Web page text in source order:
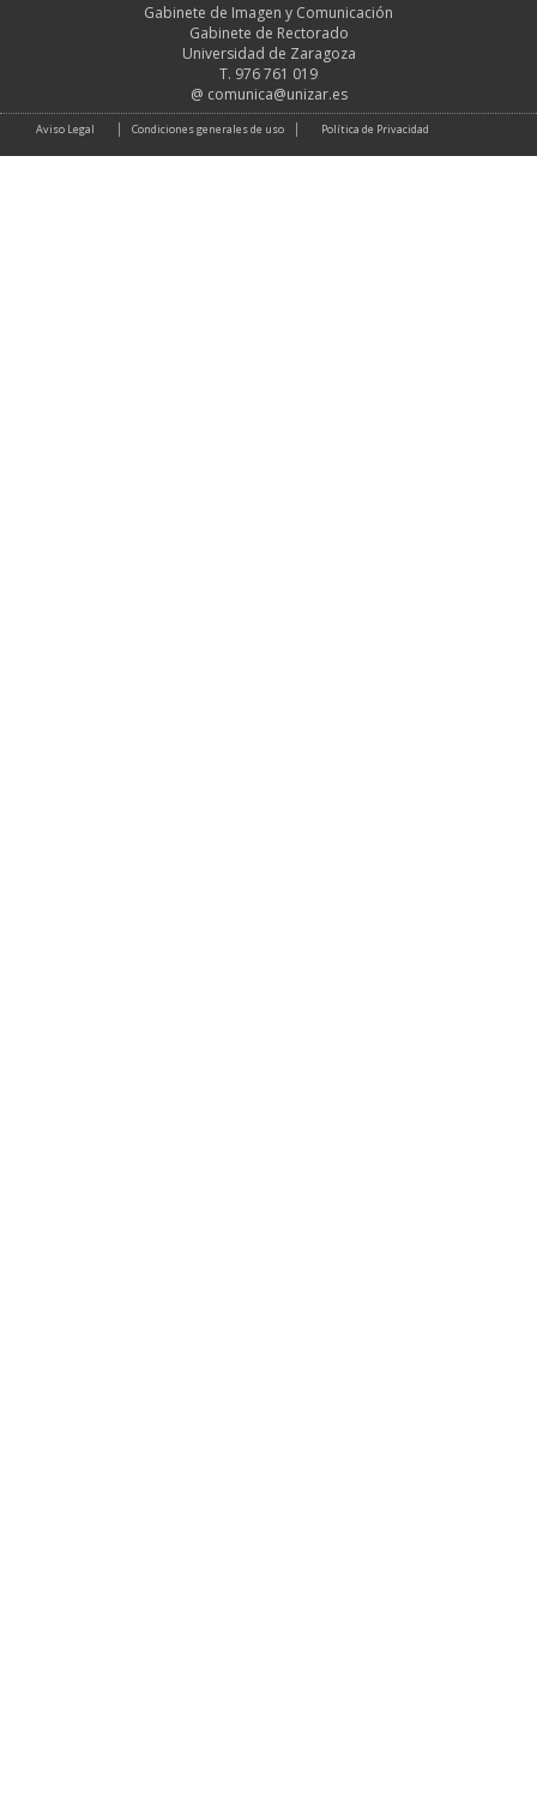
Gabinete de Imagen y Comunicación
Gabinete de Rectorado
Universidad de Zaragoza
T. 976 761 019
@ comunica@unizar.es
Aviso Legal Condiciones generales de uso Política de Privacidad